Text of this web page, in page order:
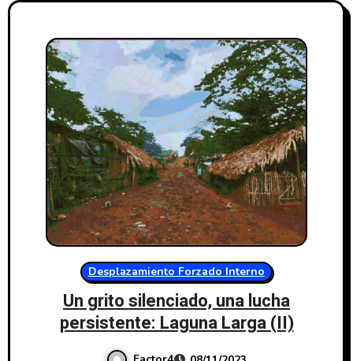
Desplazamiento Forzado Interno
Un grito silenciado, una lucha
persistente: Laguna Larga (II)